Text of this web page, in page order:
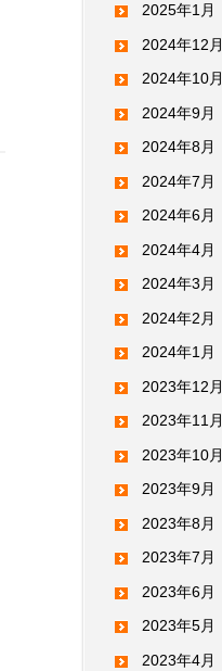
2025年1月
2024年12月
2024年10月
2024年9月
2024年8月
2024年7月
2024年6月
2024年4月
2024年3月
2024年2月
2024年1月
2023年12月
2023年11月
2023年10月
2023年9月
2023年8月
2023年7月
2023年6月
2023年5月
2023年4月